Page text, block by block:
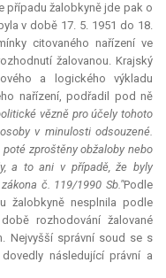
případu žalobkyně jde pak o
v době 17. 5. 1951 do 18.
citovaného nařízení ve
žalovanou. Krajský
a logického výkladu
nařízení, podřadil pod ně
vězně pro účely tohoto
v minulosti odsouzené.
poté zproštěny obžaloby nebo
a to ani v případě, že byly
č. 119/1990 Sb."Podle
žalobkyně nesplnila podle
rozhodování žalované
Nejvyšší správní soud se s
následující právní a